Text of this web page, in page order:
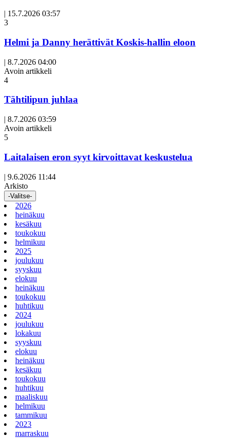
| 15.7.2026 03:57
3
Helmi ja Danny herättivät Koskis-hallin eloon
| 8.7.2026 04:00
Avoin artikkeli
4
Tähtilipun juhlaa
| 8.7.2026 03:59
Avoin artikkeli
5
Laitalaisen eron syyt kirvoittavat keskustelua
| 9.6.2026 11:44
Arkisto
-Valitse-
2026
heinäkuu
kesäkuu
toukokuu
helmikuu
2025
joulukuu
syyskuu
elokuu
heinäkuu
toukokuu
huhtikuu
2024
joulukuu
lokakuu
syyskuu
elokuu
heinäkuu
kesäkuu
toukokuu
huhtikuu
maaliskuu
helmikuu
tammikuu
2023
marraskuu